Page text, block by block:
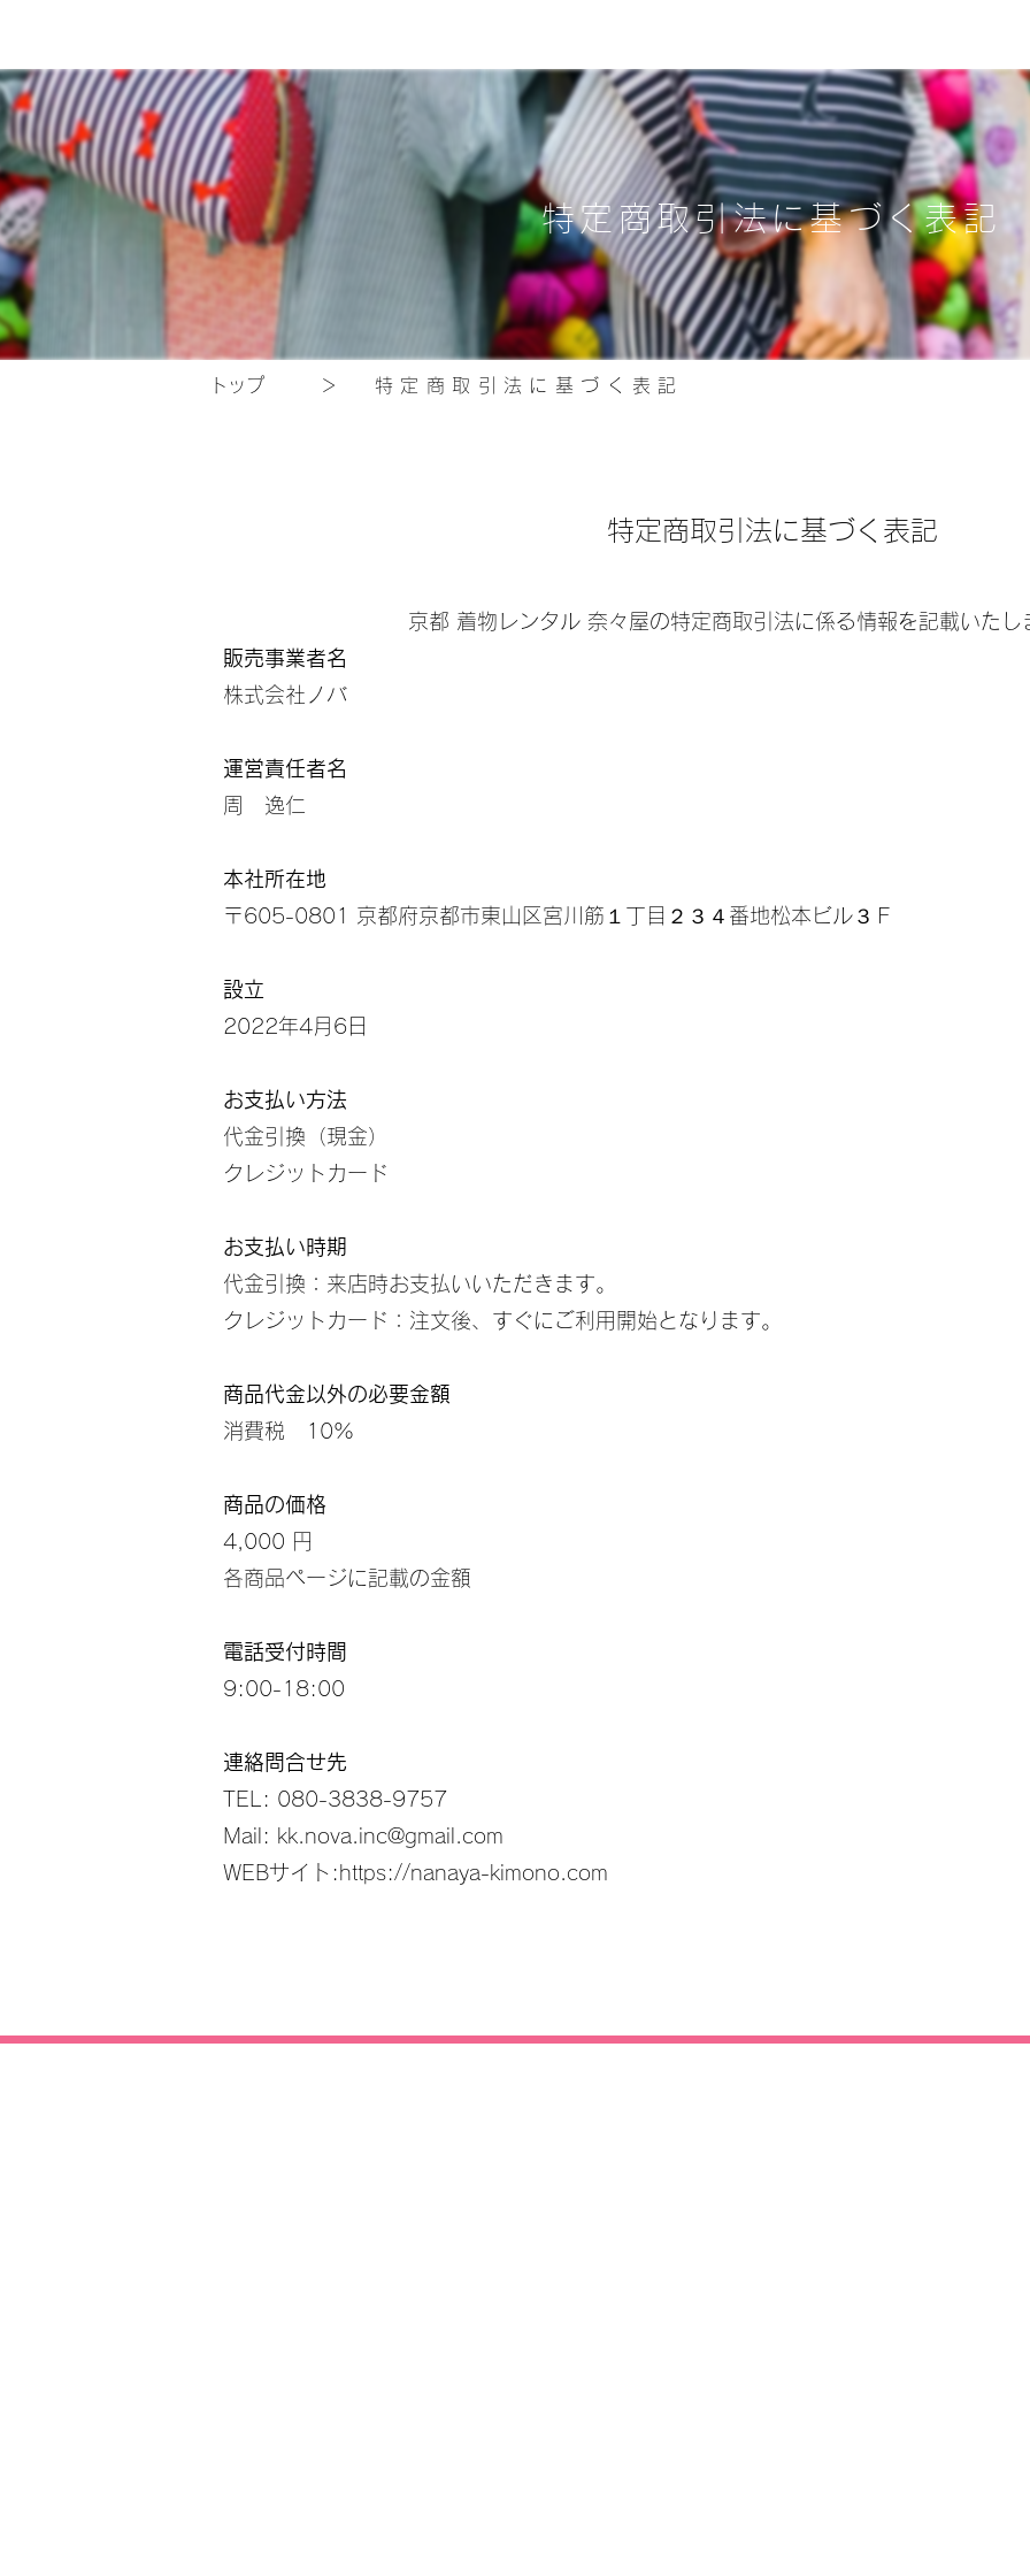
特定商取引法に基づく表記
​トップ ＞ 特定商取引法に基づく表記
特定商取引法に基づく表記
京都 着物レンタル 奈々屋の特定商取引法に係る情報を記載いたし
販売事業者名
株式会社ノバ
運営責任者名
周 逸仁
本社所在地
〒605-0801 京都府京都市東山区宮川筋１丁目２３４番地松本ビル３Ｆ
設立
2022年4月6日
お支払い方法
代金引換（現金）
クレジットカード
お支払い時期
代金引換：来店時お支払いいただきます。
クレジットカード：注文後、すぐにご利用開始となります。
商品代金以外の必要金額
消費税 10%
商品の価格
4,000 円
各商品ページに記載の金額
電話受付時間
9:00-18:00
連絡問合せ先
TEL: 080-3838-9757
Mail: kk.nova.inc@gmail.com
WEBサイト: https://nanaya-kimono.com